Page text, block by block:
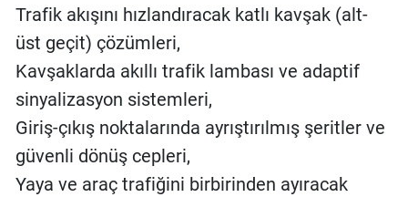
Trafik akışını hızlandıracak katlı kavşak (alt-
üst geçit) çözümleri,
Kavşaklarda akıllı trafik lambası ve adaptif
sinyalizasyon sistemleri,
Giriş-çıkış noktalarında ayrıştırılmış şeritler ve
güvenli dönüş cepleri,
Yaya ve araç trafiğini birbirinden ayıracak